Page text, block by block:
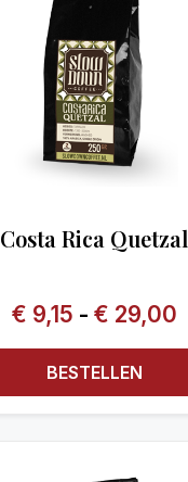
Costa Rica Quetzal
€ 9,15 - € 29,00
BESTELLEN